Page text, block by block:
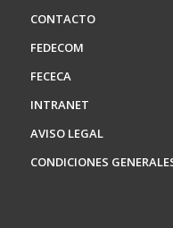
CONTACTO
FEDECOM
FECECA
INTRANET
AVISO LEGAL
CONDICIONES